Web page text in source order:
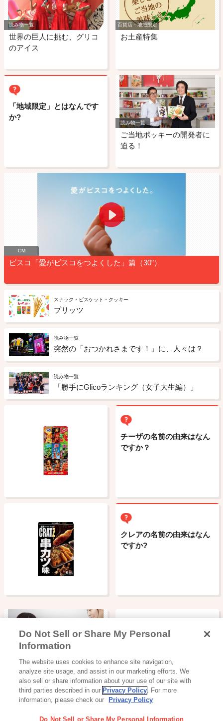
読み物一覧
世界の巨人に挑む、グリコ
のアイス
百貨店・地域限定
お土産特集
「地域限定」とはなんです
か?
読み物一覧
ご当地ポッキーの開発者に
迫る！
CM
ビスコ「愛がビスコをつよくした」篇（30”）
スナック・ビスケット・クッキー
プリッツ
読み物一覧
突然の「おつかれさまです！」に、人々は？
読み物一覧
「勝手にGlicoランキング（女子大生編）」
チーザの名前の由来はなん
ですか？
クレアの名前の由来はなん
ですか?
ママ世代にリサーチ！買い
たくなるアイス
Do Not Sell or Share My Personal
Information
The website uses cookies to enhance site navigation,
analyze site usage, and assist in our marketing efforts. We
also sell or share information about your use of our site with
third parties described in our Privacy Policy. For more
information, please check our
Privacy Policy
Do Not Sell or Share My Personal Information